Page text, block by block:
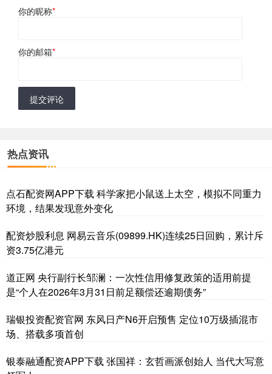
你的昵称*
你的邮箱*
提交评论
热点资讯
点石配资网APP下载 科学家把小鼠送上太空，模拟不同重力
环境，结果发现意外变化
配资炒股利息 网易云音乐(09899.HK)连续25日回购，累计斥
资3.75亿港元
道正网 央行副行长邹澜：一次性信用修复政策的适用前提
是“个人在2026年3月31日前足额偿还逾期债务”
瑞银投资配资官网 东风日产N6开启预售 定位10万级插混市
场、搭载多项首创
银泰融通配资APP下载 张国祥：玄哲画派创始人 当代大写意